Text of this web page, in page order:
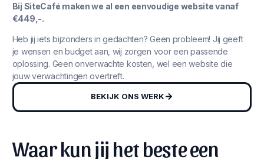
Bij SiteCafé maken we al een eenvoudige website vanaf
€449,-.
Heb jij iets bijzonders in gedachten? Geen probleem! Jij geeft
je wensen en budget aan, wij zorgen voor een passende
oplossing. Geen onverwachte kosten, wel een website die
jouw verwachtingen overtreft.
BEKIJK ONS WERK
Waar kun jij het beste een